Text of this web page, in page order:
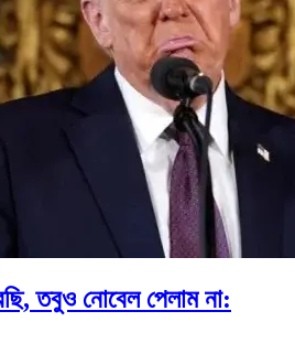
তবুও নোবেল পেলাম না: